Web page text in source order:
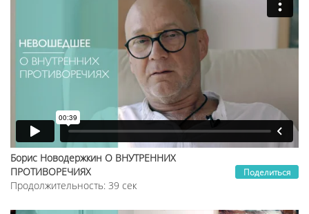
Поделиться
Борис Новодержкин О ВНУТРЕННИХ
ПРОТИВОРЕЧИЯХ
Продолжительность: 39 сек